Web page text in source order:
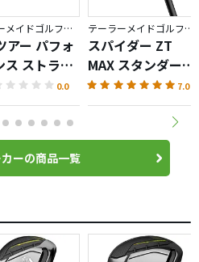
テーラーメイドゴルフ／TP5
アー パフォ
ス ストライ
ル
0.0
テーラーメイドゴルフ／Spider ZT
スパイダー ZT
MAX スタンダード
パター
7.0
ーの商品一覧